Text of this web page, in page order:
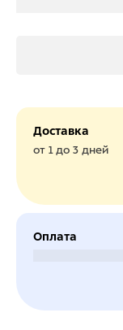
Доставка
от 1 до 3 дней
Оплата